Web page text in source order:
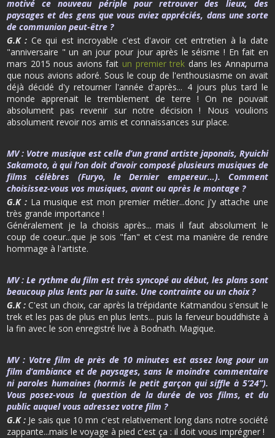
motivé ce nouveau périple pour retrouver des lieux, des
paysages et des gens que vous aviez appréciés, dans une sorte
de communion peut-être ?
G.K : Ce qui est incroyable c'est d'avoir cet entretien à la date
"anniversaire " un an jour pour jour après le séisme ! En fait en
mars 2015 nous avions fait un premier trek dans les Annapurna
que nous avions adoré. Sous le coup de l'enthousiasme on avait
déjà décidé d'y retourner l'année d'après... 4 jours plus tard le
monde apprenait le tremblement de terre ! On ne pouvait
absolument pas revenir sur notre décision ! Nous voulions
absolument revoir nos amis et connaissances sur place.
MV : Votre musique est celle d’un grand artiste japonais, Ryuichi
Sakamoto, à qui l’on doit d’avoir composé plusieurs musiques de
films célèbres (Furyo, le Dernier empereur…). Comment
choisissez-vous vos musiques, avant ou après le montage ?
G.K :La musique est mon premier métier...donc j'y attache une
très grande importance !
Généralement je la choisis après... mais il faut absolument le
coup de coeur...que je sois "fan" et c'est ma manière de rendre
hommage à l'artiste.
MV :Le rythme du film est très syncopé au début, les plans sont
beaucoup plus lents par la suite. Une contrainte ou un choix ?
G.K :C'est un choix, car après la trépidante Katmandou s'ensuit le
trek et les pas de plus en plus lents... puis la ferveur bouddhiste à
la fin avec le son enregistré live à Bodnath. Magique.
MV : Votre film de près de 10 minutes est assez long pour un
film d’ambiance et de paysages, sans le moindre commentaire
ni paroles humaines (hormis le petit garçon qui siffle à 5’24’’).
Vous posez-vous la question de la durée de vos films, et du
public auquel vous adressez votre film ?
G.K : Je sais que 10 mn c'est relativement long dans notre société
zappante...mais le voyage à pied c'est ça : il doit vous imprégner !